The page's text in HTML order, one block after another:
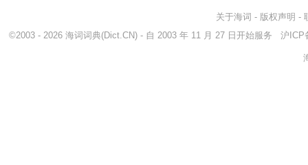
关于海词 - 版权声明 -
©2003 - 2026 海词词典(Dict.CN) - 自 2003 年 11 月 27 日开始服务 沪ICP